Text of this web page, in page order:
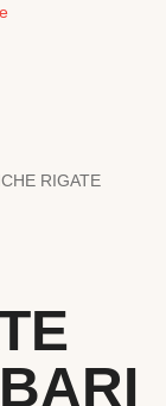
RIGATE